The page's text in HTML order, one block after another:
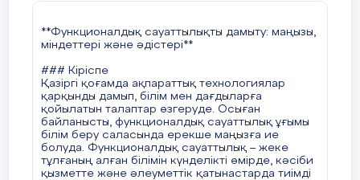
оларды шешуге үйренеді. Бұл олардың
коммуникативтік және басқарушылық
дағдыларын жетілдіреді.
#### 4. **Ақпараттық-коммуникациялық
технологияларды (АКТ) пайдалану**
Қазіргі таңда сандық технологиялар
функционалдық сауаттылықтың маңызды бөлігі
болып табылады. Оқушыларға интернет-
ресурстарды қолдануды, электрондық
оқулықтармен жұмыс істеуді, онлайн курстардан
білім алуды үйрету маңызды.
**Функционалдық сауаттылықты дамыту: маңызы,
міндеттері және әдістері**
### Кіріспе
Қазіргі қоғамда ақпараттық технологиялар
қарқынды дамып, білім мен дағдыларға
қойылатын талаптар өзгеруде. Осыған
байланысты, функционалдық сауаттылық ұғымы
білім беру саласында ерекше маңызға ие
болуда. Функционалдық сауаттылық – жеке
тұлғаның алған білімін күнделікті өмірде, кәсіби
қызметте және әлеуметтік қатынастарда тиімді